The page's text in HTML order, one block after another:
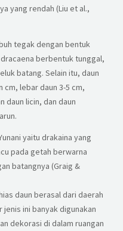
yang rendah (Liu et al.,
tegak dengan bentuk
berbentuk tunggal,
batang. Selain itu, daun
lebar daun 3-5 cm,
daun licin, dan daun
yaitu drakaina yang
pada getah berwarna
batangnya (Graig &
daun berasal dari daerah
ini banyak digunakan
dekorasi di dalam ruangan